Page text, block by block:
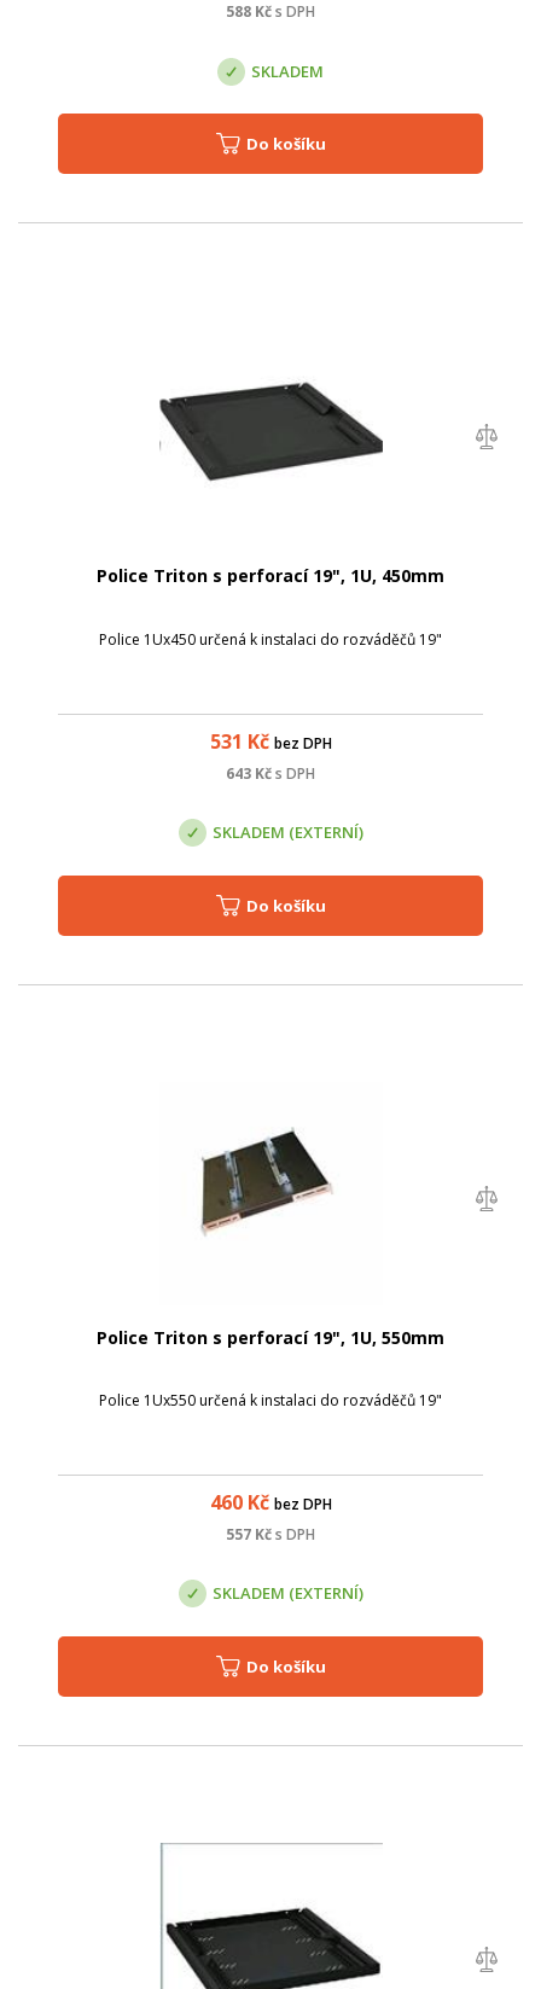
588 Kčs DPH
SKLADEM
Do košíku
Police Triton s perforací 19", 1U, 450mm
Police 1Ux450 určená k instalaci do rozváděčů 19"
531 Kč bez DPH
643 Kčs DPH
SKLADEM (EXTERNÍ)
Do košíku
Police Triton s perforací 19", 1U, 550mm
Police 1Ux550 určená k instalaci do rozváděčů 19"
460Kč bez DPH
557 Kčs DPH
SKLADEM (EXTERNÍ)
Do košíku